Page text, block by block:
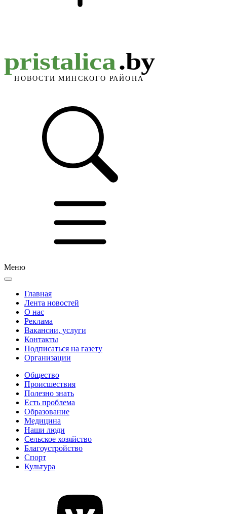
Меню
Главная
Лента новостей
О нас
Реклама
Вакансии, услуги
Контакты
Подписаться на газету
Организации
Общество
Происшествия
Полезно знать
Есть проблема
Образование
Медицина
Наши люди
Сельское хозяйство
Благоустройство
Спорт
Культура